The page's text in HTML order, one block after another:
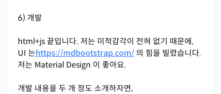
6) 개발
html+js 끝입니다. 저는 미적감각이 전혀 없기 때문에,
UI 는https://mdbootstrap.com/ 의 힘을 빌렸습니다.
저는 Material Design 이 좋아요.
개발 내용을 두 개 정도 소개하자면,